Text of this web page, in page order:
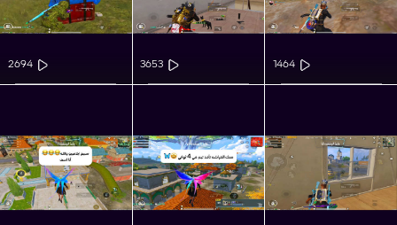
1464
3653
2694